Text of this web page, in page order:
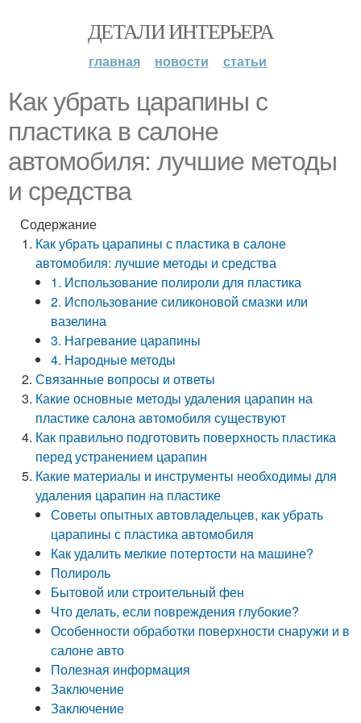
ДЕТАЛИ ИНТЕРЬЕРА
главная новости статьи
Как убрать царапины с
пластика в салоне
автомобиля: лучшие методы
и средства
Содержание
Как убрать царапины с пластика в салоне
автомобиля: лучшие методы и средства
1. Использование полироли для пластика
2. Использование силиконовой смазки или
вазелина
3. Нагревание царапины
4. Народные методы
Связанные вопросы и ответы
Какие основные методы удаления царапин на
пластике салона автомобиля существуют
Как правильно подготовить поверхность пластика
перед устранением царапин
Какие материалы и инструменты необходимы для
удаления царапин на пластике
Советы опытных автовладельцев, как убрать
царапины с пластика автомобиля
Как удалить мелкие потертости на машине?
Полироль
Бытовой или строительный фен
Что делать, если повреждения глубокие?
Особенности обработки поверхности снаружи и в
салоне авто
Полезная информация
Заключение
Заключение